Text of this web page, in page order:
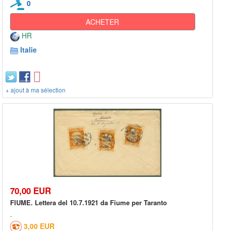
0
ACHETER
HR
Italie
+ ajout à ma sélection
70,00 EUR
FIUME. Lettera del 10.7.1921 da Fiume per Taranto
3,00 EUR